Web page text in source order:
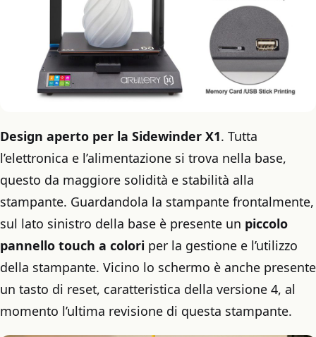
Design aperto per la Sidewinder X1. Tutta
l’elettronica e l’alimentazione si trova nella base,
questo da maggiore solidità e stabilità alla
stampante. Guardandola la stampante frontalmente,
sul lato sinistro della base è presente un piccolo
pannello touch a colori per la gestione e l’utilizzo
della stampante. Vicino lo schermo è anche presente
un tasto di reset, caratteristica della versione 4, al
momento l’ultima revisione di questa stampante.